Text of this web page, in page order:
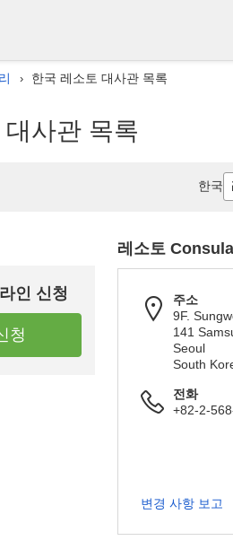
› 한국 레소토 대사관 목록
사관 목록
인 신청
청
레소토
주소
9F.
141
Seoul
South
전화
+82-2-
변경 사항 보고
한국